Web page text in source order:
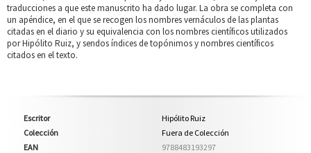
traducciones a que este manuscrito ha dado lugar. La obra se completa con
un apéndice, en el que se recogen los nombres vernáculos de las plantas
citadas en el diario y su equivalencia con los nombres científicos utilizados
por Hipólito Ruiz, y sendos índices de topónimos y nombres científicos
citados en el texto.
Escritor
Hipólito Ruiz
Colección
Fuera de Colección
EAN
9788483193297